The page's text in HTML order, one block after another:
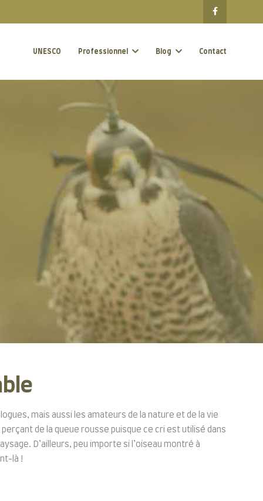
UNESCO Professionnel Blog Contact
mais aussi les amateurs de la nature et de la vie
de la queue rousse puisque ce cri est utilisé dans
D’ailleurs, peu importe si l’oiseau montré à
là !